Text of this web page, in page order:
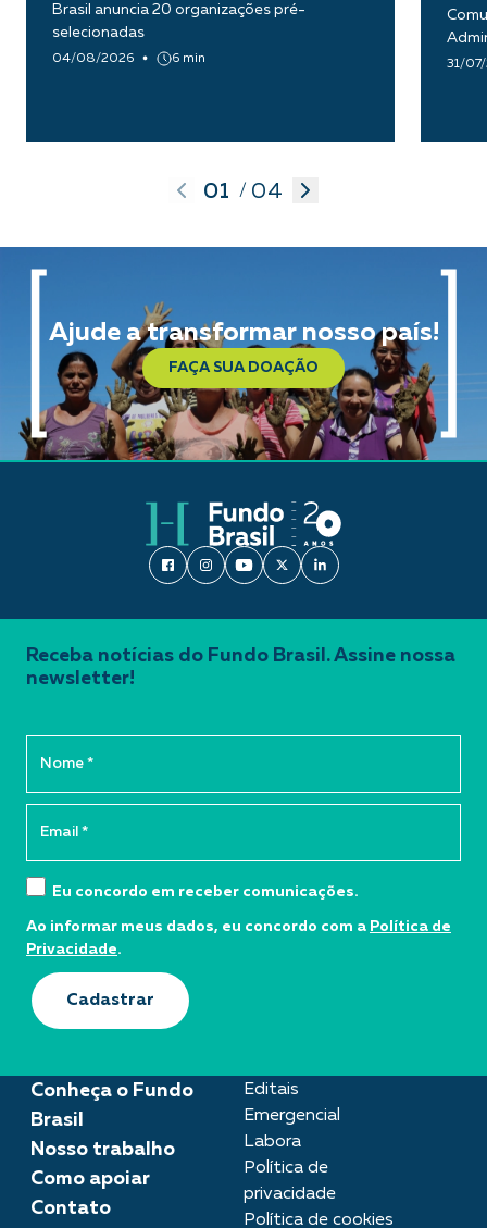
Brasil anuncia 20 organizações pré-
selecionadas
04/08/2026 6 min 31/
01 / 04
Ajude a transformar nosso país!
FAÇA SUA DOAÇÃO
Conheça o Fundo
Brasil
Nosso trabalho
Como apoiar
Contato
Editais
Emergencial
Labora
Política de
privacidade
Política de cookies
Receba notícias do Fundo Brasil. Assine nossa
newsletter!
Eu concordo em receber comunicações.
Ao informar meus dados, eu concordo com a Política de
Privacidade.
Cadastrar